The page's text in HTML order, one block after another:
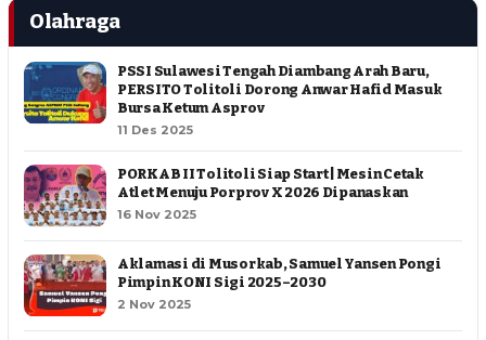
Olahraga
PSSI Sulawesi Tengah Diambang Arah Baru,
PERSITO Tolitoli Dorong Anwar Hafid Masuk
Bursa Ketum Asprov
11 Des 2025
PORKAB II Tolitoli Siap Start | Mesin Cetak
Atlet Menuju Porprov X 2026 Dipanaskan
16 Nov 2025
Aklamasi di Musorkab, Samuel Yansen Pongi
Pimpin KONI Sigi 2025–2030
2 Nov 2025